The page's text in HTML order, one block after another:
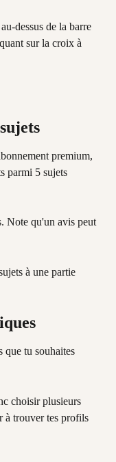
dessus de la barre
sur la croix à
premium,
parmi 5 sujets
Note qu'un avis peut
à une partie
que tu souhaites
choisir plusieurs
à trouver tes profils